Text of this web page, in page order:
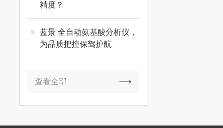
精度？
蓝景 全自动氨基酸分析仪，
为品质把控保驾护航
查看全部